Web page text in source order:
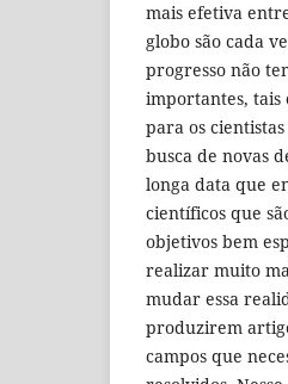
mais efetiva
globo são cada
progresso não
importantes, tais
para os
busca de novas
longa data que
científicos que
objetivos bem
realizar muito
mudar essa
produzirem
campos que